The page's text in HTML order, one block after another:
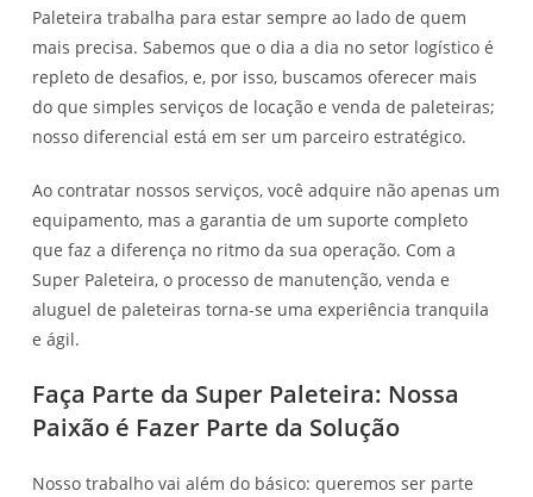
Paleteira trabalha para estar sempre ao lado de quem
mais precisa. Sabemos que o dia a dia no setor logístico é
repleto de desafios, e, por isso, buscamos oferecer mais
do que simples serviços de locação e venda de paleteiras;
nosso diferencial está em ser um parceiro estratégico.
Ao contratar nossos serviços, você adquire não apenas um
equipamento, mas a garantia de um suporte completo
que faz a diferença no ritmo da sua operação. Com a
Super Paleteira, o processo de manutenção, venda e
aluguel de paleteiras torna-se uma experiência tranquila
e ágil.
Faça Parte da Super Paleteira: Nossa
Paixão é Fazer Parte da Solução
Nosso trabalho vai além do básico: queremos ser parte